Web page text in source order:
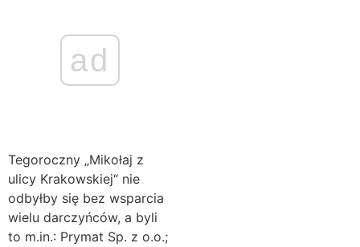
ad
Tegoroczny „Mikołaj z
ulicy Krakowskiej“ nie
odbyłby się bez wsparcia
wielu darczyńców, a byli
to m.in.: Prymat Sp. z o.o.;